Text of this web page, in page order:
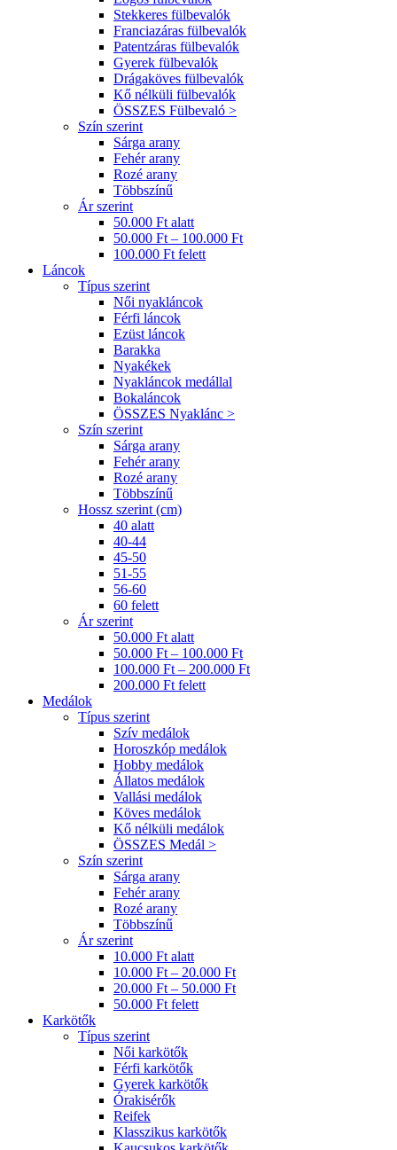
Stekkeres fülbevalók
Franciazáras fülbevalók
Patentzáras fülbevalók
Gyerek fülbevalók
Drágaköves fülbevalók
Kő nélküli fülbevalók
ÖSSZES Fülbevaló >
Szín szerint
Sárga arany
Fehér arany
Rozé arany
Többszínű
Ár szerint
50.000 Ft alatt
50.000 Ft – 100.000 Ft
100.000 Ft felett
Láncok
Típus szerint
Női nyakláncok
Férfi láncok
Ezüst láncok
Barakka
Nyakékek
Nyakláncok medállal
Bokaláncok
ÖSSZES Nyaklánc >
Szín szerint
Sárga arany
Fehér arany
Rozé arany
Többszínű
Hossz szerint (cm)
40 alatt
40-44
45-50
51-55
56-60
60 felett
Ár szerint
50.000 Ft alatt
50.000 Ft – 100.000 Ft
100.000 Ft – 200.000 Ft
200.000 Ft felett
Medálok
Típus szerint
Szív medálok
Horoszkóp medálok
Hobby medálok
Állatos medálok
Vallási medálok
Köves medálok
Kő nélküli medálok
ÖSSZES Medál >
Szín szerint
Sárga arany
Fehér arany
Rozé arany
Többszínű
Ár szerint
10.000 Ft alatt
10.000 Ft – 20.000 Ft
20.000 Ft – 50.000 Ft
50.000 Ft felett
Karkötők
Típus szerint
Női karkötők
Férfi karkötők
Gyerek karkötők
Órakisérők
Reifek
Klasszikus karkötők